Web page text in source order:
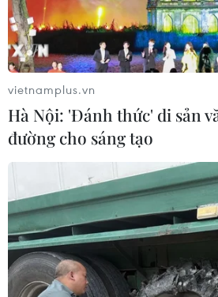
TIN CÙNG CHUYÊN MỤC
vietnamplus.vn
Hà Nội: 'Đánh thức' di sản
đường cho sáng tạo